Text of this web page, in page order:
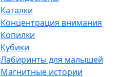
Каталки
Концентрация внимания
Копилки
Кубики
Лабиринты для малышей
Магнитные истории